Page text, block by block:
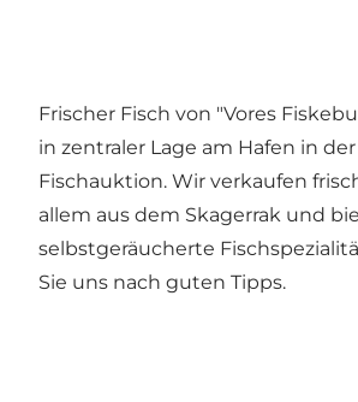
Frischer Fisch von "Vores
in zentraler Lage am Hafen in
Fischauktion. Wir verkaufen
allem aus dem Skagerrak und
selbstgeräucherte
Sie uns nach guten Tipps.